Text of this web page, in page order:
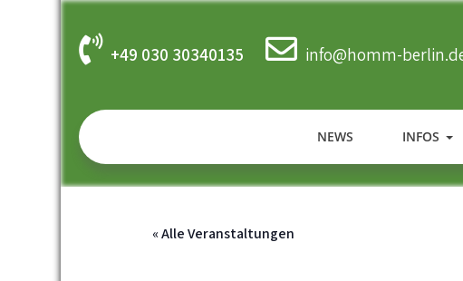
+49 030 30340135 info@homm-
NEWS INFOS
« Alle Veranstaltungen